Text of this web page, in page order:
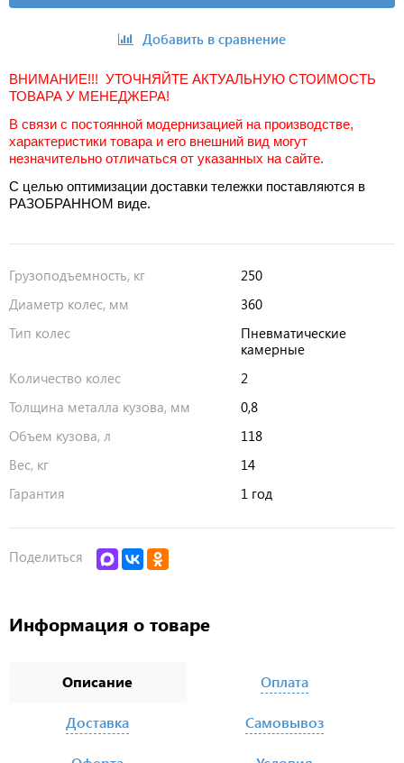
Добавить в сравнение
ВНИМАНИЕ!!! УТОЧНЯЙТЕ АКТУАЛЬНУЮ СТОИМОСТЬ
ТОВАРА У МЕНЕДЖЕРА!
В связи с постоянной модернизацией на производстве,
характеристики товара и его внешний вид могут
незначительно отличаться от указанных на сайте.
С целью оптимизации доставки тележки поставляются в
РАЗОБРАННОМ виде.
Грузоподъемность, кг
250
Диаметр колес, мм
360
Тип колес
Пневматические
камерные
Количество колес
2
Толщина металла кузова, мм
0,8
Объем кузова, л
118
Вес, кг
14
Гарантия
1 год
Поделиться
Информация о товаре
Описание Оплата
Доставка Самовывоз